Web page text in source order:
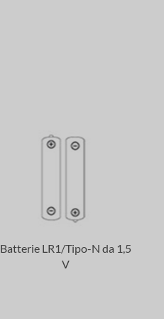
Batterie LR1/Tipo-N da 1,5
V